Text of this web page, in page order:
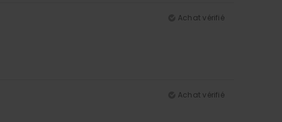
Achat vérifié
Achat vérifié